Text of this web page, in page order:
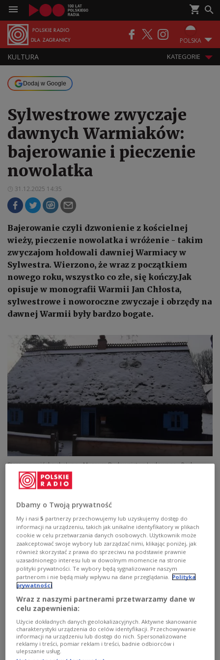
POLSKA
KULTURA KATEGORIE
Dodaj w Google
Sylwestrowe zwyczaje
dawnych Warmiaków:
bajerowanie i pieczenie
nowolatka
31.12.2025 14:35
Bajerowanie czyli dzwonienie z kościelnej
wieży, pieczenie nowolatka i wróżenie - takim
zwyczajom hołdowali dawniej Warmiacy w
Sylwestra. Wierzono, że wraz z początkiem
nowego roku, wszystko co złe, się kończy.Jak
opisuje w monografii Warmii Jan Chłosta,
sylwestrowe i noworoczne zwyczaje i obrzędy na
dawnej Warmii były bardzo bogate.
Stara, warmińska chałupa Muzeum Budownictwa Ludowego - Park
Etnograficzny w Olsztynku
Już po południu w ostatnim dniu starego roku
młodzi ludzie wchodzili na wieżę kościoła, by
poruszyć dzwon. Linę, którą zazwyczaj poruszano
dzwon, wciągali na górę i sercem dzwonu ocierali o
czaszę, co wydawało huczący nieprzerwanie
odgłos. Czynność tę nazywano bajerowaniem.
Podobnie w ruch wprawiano dzwon przed świętami
Zmartwychwstania Pańskiego.
Gospodynie zabierały się do przygotowywania
nowolatków z mąki i odrobiny wina, poświęconego
27 grudnia w dniu św. Jana w kościele. Ciastka
miały kształty: Trzech Króli, serc, gwiazd, koni,
krów, owiec, kur, gęsi, kłosów czy drzew.
Dbamy o Twoją prywatność
My i nasi5 partnerzy przechowujemy lub uzyskujemy dostęp do
informacji na urządzeniu, takich jak unikalne identyfikatory w plikach
cookie w celu przetwarzania danych osobowych. Użytkownik może
zaakceptować swoje wybory lub zarządzać nimi, klikając poniżej, jak
również skorzystać z prawa do sprzeciwu na podstawie prawnie
uzasadnionego interesu lub w dowolnym momencie na stronie
polityki prywatności. Te wybory będą sygnalizowane naszym
partnerom i nie będą miały wpływu na dane przeglądania.
Polityka
prywatności
Wraz z naszymi partnerami przetwarzamy dane w
celu zapewnienia:
Użycie dokładnych danych geolokalizacyjnych. Aktywne skanowanie
charakterystyki urządzenia do celów identyfikacji. Przechowywanie
informacji na urządzeniu lub dostęp do nich. Spersonalizowane
reklamy i treści, pomiar reklam i treści, badnie odbiorców i
ulepszanie usług.